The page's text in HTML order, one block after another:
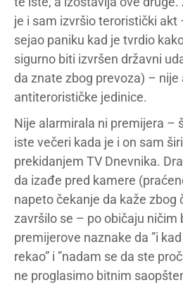
je i sam izvršio teroristički akt
sejao paniku kad je tvrdio
sigurno biti izvršen državni
da znate zbog prevoza) – nije
antiterorističke jedinice.
Nije alarmirala ni premijera –
iste večeri kada je i on sam
prekidanjem TV Dnevnika.
da izađe pred kamere
napeto čekanje da kaže zbog
završilo se – po običaju ničim
premijerove naznake da ”i
rekao” i ”nadam se da ste
ne proglasimo bitnim